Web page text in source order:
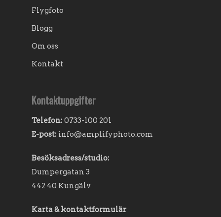
Flygfoto
Blogg
Om oss
Kontakt
Kontaktuppgifter
Telefon:0733-100 201
E-post: info@amplifyphoto.com
Besöksadress/studio:
Dumpergatan 3
442 40 Kungälv
Karta & kontaktformulär